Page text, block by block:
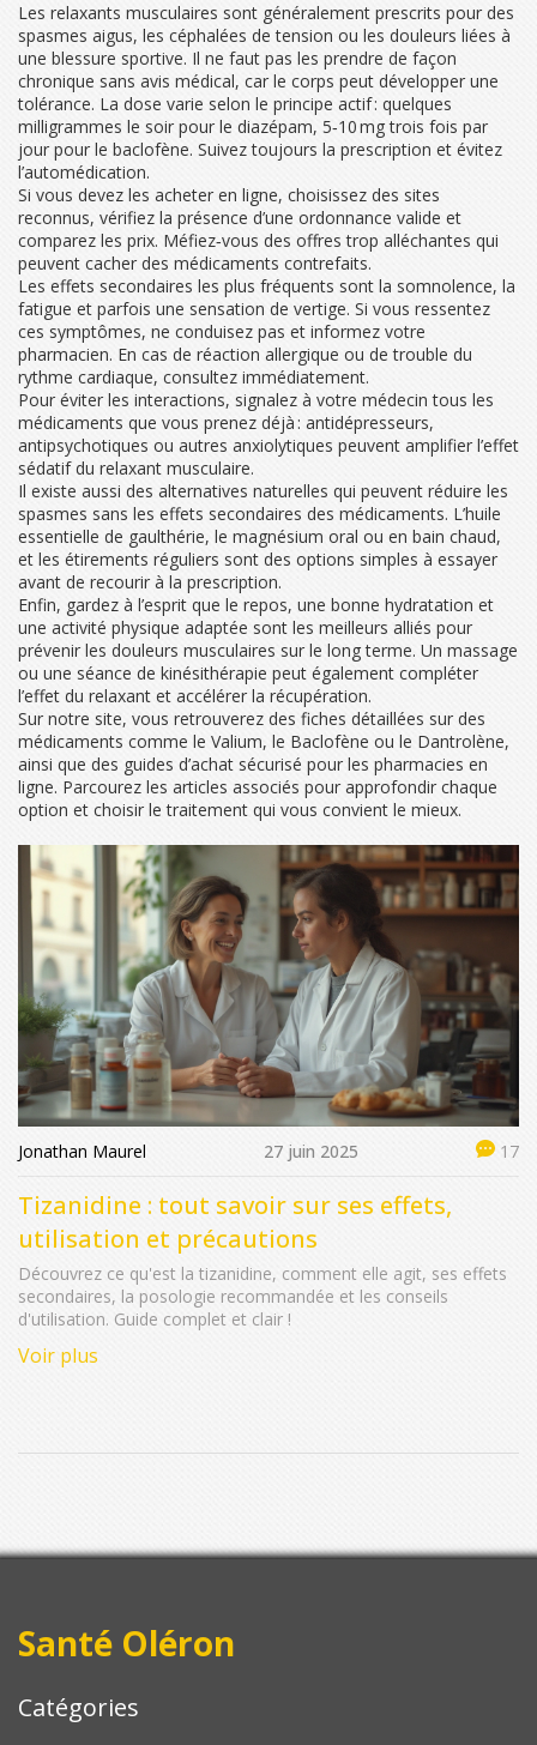
Les relaxants musculaires sont généralement prescrits pour des
spasmes aigus, les céphalées de tension ou les douleurs liées à
une blessure sportive. Il ne faut pas les prendre de façon
chronique sans avis médical, car le corps peut développer une
tolérance. La dose varie selon le principe actif : quelques
milligrammes le soir pour le diazépam, 5‑10 mg trois fois par
jour pour le baclofène. Suivez toujours la prescription et évitez
l’automédication.
Si vous devez les acheter en ligne, choisissez des sites
reconnus, vérifiez la présence d’une ordonnance valide et
comparez les prix. Méfiez‑vous des offres trop alléchantes qui
peuvent cacher des médicaments contrefaits.
Les effets secondaires les plus fréquents sont la somnolence, la
fatigue et parfois une sensation de vertige. Si vous ressentez
ces symptômes, ne conduisez pas et informez votre
pharmacien. En cas de réaction allergique ou de trouble du
rythme cardiaque, consultez immédiatement.
Pour éviter les interactions, signalez à votre médecin tous les
médicaments que vous prenez déjà : antidépresseurs,
antipsychotiques ou autres anxiolytiques peuvent amplifier l’effet
sédatif du relaxant musculaire.
Il existe aussi des alternatives naturelles qui peuvent réduire les
spasmes sans les effets secondaires des médicaments. L’huile
essentielle de gaulthérie, le magnésium oral ou en bain chaud,
et les étirements réguliers sont des options simples à essayer
avant de recourir à la prescription.
Enfin, gardez à l’esprit que le repos, une bonne hydratation et
une activité physique adaptée sont les meilleurs alliés pour
prévenir les douleurs musculaires sur le long terme. Un massage
ou une séance de kinésithérapie peut également compléter
l’effet du relaxant et accélérer la récupération.
Sur notre site, vous retrouverez des fiches détaillées sur des
médicaments comme le Valium, le Baclofène ou le Dantrolène,
ainsi que des guides d’achat sécurisé pour les pharmacies en
ligne. Parcourez les articles associés pour approfondir chaque
option et choisir le traitement qui vous convient le mieux.
Jonathan Maurel 27 juin 2025 17
Tizanidine : tout savoir sur ses effets,
utilisation et précautions
Découvrez ce qu'est la tizanidine, comment elle agit, ses effets
secondaires, la posologie recommandée et les conseils
d'utilisation. Guide complet et clair !
Voir plus
Santé Oléron
Catégories